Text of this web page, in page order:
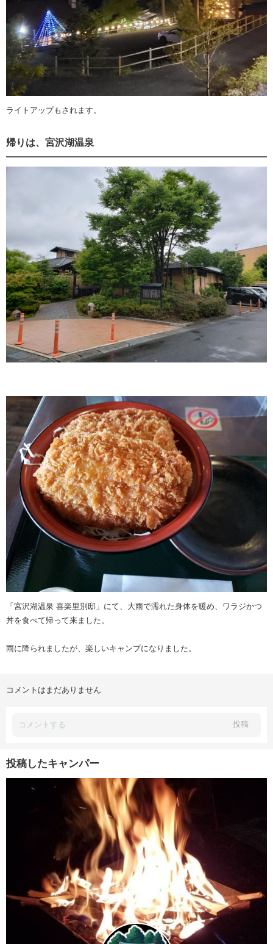
ライトアップもされます。
帰りは、宮沢湖温泉
「宮沢湖温泉 喜楽里別邸」にて、大雨で濡れた身体を暖め、ワラジかつ
丼を食べて帰って来ました。
雨に降られましたが、楽しいキャンプになりました。
コメントはまだありません
投稿
投稿したキャンパー